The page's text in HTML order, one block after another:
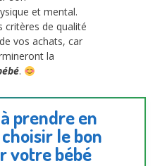
et mental.
critères de qualité
vos achats, car
la
.
prendre en
le bon
votre bébé